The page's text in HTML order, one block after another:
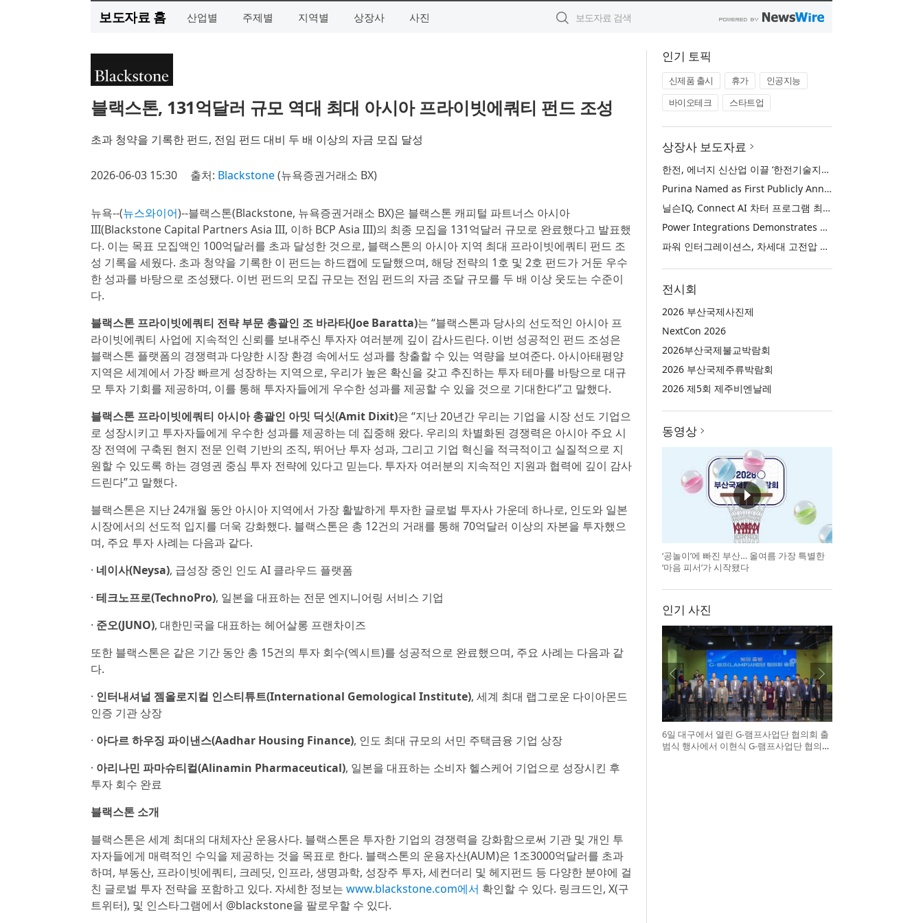
보도자료 홈 산업별 주제별 지역별 상장사 사진
블랙스톤, 131억달러 규모 역대 최대 아시아 프라이빗에쿼티 펀드 조성
초과 청약을 기록한 펀드, 전임 펀드 대비 두 배 이상의 자금 모집 달성
2026-06-03 15:30 출처: Blackstone(뉴욕증권거래소 BX)
뉴욕--(뉴스와이어)--블랙스톤(Blackstone, 뉴욕증권거래소 BX)은 블랙스톤 캐피털 파트너스 아시아
III(Blackstone Capital Partners Asia III, 이하 BCP Asia III)의 최종 모집을 131억달러 규모로 완료했다고 발표했
다. 이는 목표 모집액인 100억달러를 초과 달성한 것으로, 블랙스톤의 아시아 지역 최대 프라이빗에쿼티 펀드 조
성 기록을 세웠다. 초과 청약을 기록한 이 펀드는 하드캡에 도달했으며, 해당 전략의 1호 및 2호 펀드가 거둔 우수
한 성과를 바탕으로 조성됐다. 이번 펀드의 모집 규모는 전임 펀드의 자금 조달 규모를 두 배 이상 웃도는 수준이
다.
블랙스톤 프라이빗에쿼티 전략 부문 총괄인 조 바라타(Joe Baratta)는 “블랙스톤과 당사의 선도적인 아시아 프
라이빗에쿼티 사업에 지속적인 신뢰를 보내주신 투자자 여러분께 깊이 감사드린다. 이번 성공적인 펀드 조성은
블랙스톤 플랫폼의 경쟁력과 다양한 시장 환경 속에서도 성과를 창출할 수 있는 역량을 보여준다. 아시아태평양
지역은 세계에서 가장 빠르게 성장하는 지역으로, 우리가 높은 확신을 갖고 추진하는 투자 테마를 바탕으로 대규
모 투자 기회를 제공하며, 이를 통해 투자자들에게 우수한 성과를 제공할 수 있을 것으로 기대한다”고 말했다.
블랙스톤 프라이빗에쿼티 아시아 총괄인 아밋 딕싯(Amit Dixit)은 “지난 20년간 우리는 기업을 시장 선도 기업으
로 성장시키고 투자자들에게 우수한 성과를 제공하는 데 집중해 왔다. 우리의 차별화된 경쟁력은 아시아 주요 시
장 전역에 구축된 현지 전문 인력 기반의 조직, 뛰어난 투자 성과, 그리고 기업 혁신을 적극적이고 실질적으로 지
원할 수 있도록 하는 경영권 중심 투자 전략에 있다고 믿는다. 투자자 여러분의 지속적인 지원과 협력에 깊이 감사
드린다”고 말했다.
블랙스톤은 지난 24개월 동안 아시아 지역에서 가장 활발하게 투자한 글로벌 투자사 가운데 하나로, 인도와 일본
시장에서의 선도적 입지를 더욱 강화했다. 블랙스톤은 총 12건의 거래를 통해 70억달러 이상의 자본을 투자했으
며, 주요 투자 사례는 다음과 같다.
· 네이사(Neysa), 급성장 중인 인도 AI 클라우드 플랫폼
· 테크노프로(TechnoPro), 일본을 대표하는 전문 엔지니어링 서비스 기업
· 준오(JUNO), 대한민국을 대표하는 헤어살롱 프랜차이즈
또한 블랙스톤은 같은 기간 동안 총 15건의 투자 회수(엑시트)를 성공적으로 완료했으며, 주요 사례는 다음과 같
다.
· 인터내셔널 젬올로지컬 인스티튜트(International Gemological Institute), 세계 최대 랩그로운 다이아몬드
인증 기관 상장
· 아다르 하우징 파이낸스(Aadhar Housing Finance), 인도 최대 규모의 서민 주택금융 기업 상장
· 아리나민 파마슈티컬(Alinamin Pharmaceutical), 일본을 대표하는 소비자 헬스케어 기업으로 성장시킨 후
투자 회수 완료
블랙스톤 소개
블랙스톤은 세계 최대의 대체자산 운용사다. 블랙스톤은 투자한 기업의 경쟁력을 강화함으로써 기관 및 개인 투
자자들에게 매력적인 수익을 제공하는 것을 목표로 한다. 블랙스톤의 운용자산(AUM)은 1조3000억달러를 초과
하며, 부동산, 프라이빗에쿼티, 크레딧, 인프라, 생명과학, 성장주 투자, 세컨더리 및 헤지펀드 등 다양한 분야에 걸
친 글로벌 투자 전략을 포함하고 있다. 자세한 정보는 www.blackstone.com에서 확인할 수 있다. 링크드인, X(구
트위터), 및 인스타그램에서 @blackstone을 팔로우할 수 있다.
인기 토픽
신제품 출시 휴가
인공지능
바이오테크
스타트업
상장사 보도자료
한전, 에너지 신산업 이끌 ‘한전기술지주’ 공식 출범
Purina Named as First Publicly Announced NIQ ConnectAI Charter Client
닐슨IQ, Connect AI 차터 프로그램 최초 고객사 ‘퓨리나’ 선정
Power Integrations Demonstrates World’s First 2200 V GaN Technology for Next-Era High-Voltage Power Systems
파워 인터그레이션스, 차세대 고전압 전력 시스템을 위한 세계 최초의 2200V GaN 기술 시연
전시회
2026 부산국제사진제
NextCon 2026
2026부산국제불교박람회
2026 부산국제주류박람회
2026 제5회 제주비엔날레
동영상
‘공놀이’에 빠진 부산… 올여름 가장 특별한
‘마음 피서’가 시작됐다
인기 사진
6일 대구에서 열린 G-램프사업단 협의회 출
범식 행사에서 이현식 G-램프사업단 협의회